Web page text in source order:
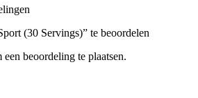
(30 Servings)” te beoordelen
een beoordeling te plaatsen.